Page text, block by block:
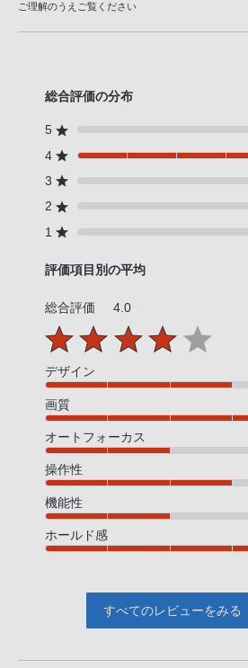
ご理解のうえご覧ください
総合評価の分布
5
4
3
2
1
評価項目別の平均
総合評価 4.0
デザイン
画質
オートフォーカス
操作性
機能性
ホールド感
すべてのレビューをみる